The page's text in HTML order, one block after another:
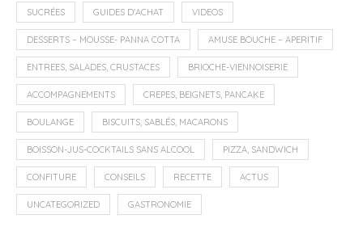
SUCRÉES GUIDES D'ACHAT VIDEOS
DESSERTS – MOUSSE- PANNA COTTA AMUSE BOUCHE – APERITIF
ENTREES, SALADES, CRUSTACES BRIOCHE-VIENNOISERIE
ACCOMPAGNEMENTS CREPES, BEIGNETS, PANCAKE
BOULANGE BISCUITS, SABLÉS, MACARONS
BOISSON-JUS-COCKTAILS SANS ALCOOL PIZZA, SANDWICH
CONFITURE CONSEILS RECETTE ACTUS
UNCATEGORIZED GASTRONOMIE